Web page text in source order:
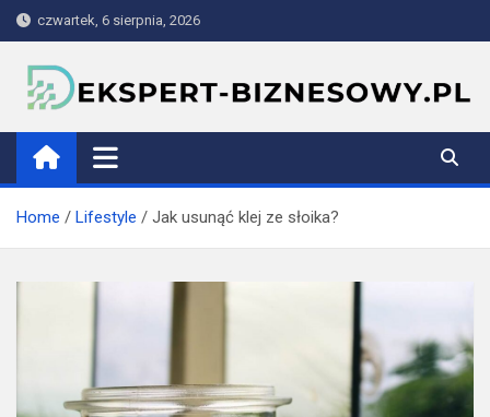
Skip
to
content
czwartek, 6 sierpnia, 2026
ekspert-biznesowy.pl
Home Lifestyle Jak usunąć klej ze słoika?